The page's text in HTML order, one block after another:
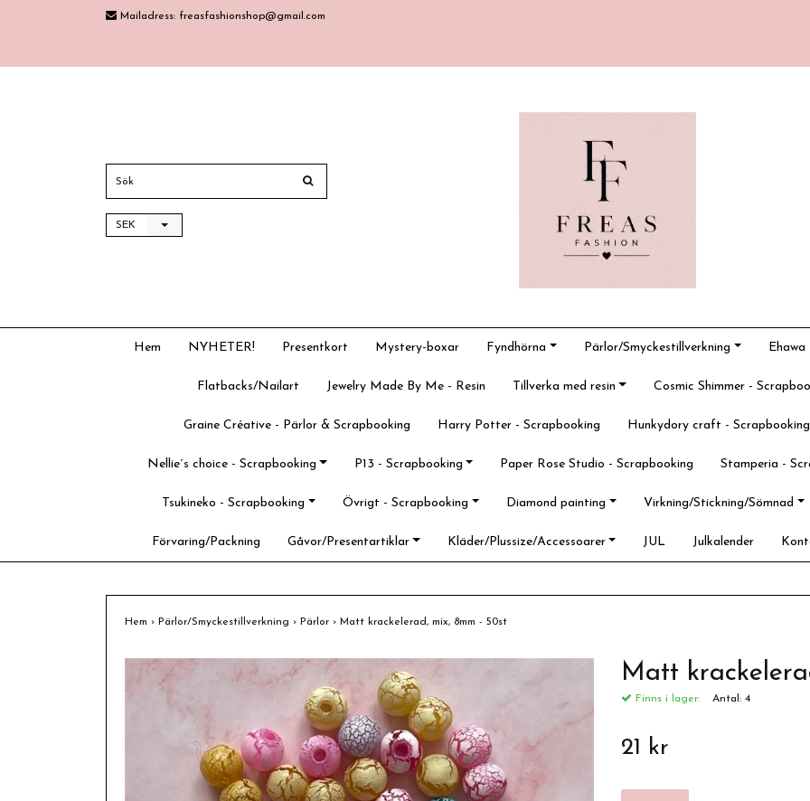
Mailadress: freasfashionshop@gmail.com
SEK
Hem NYHETER! Presentkort Mystery-boxar Fyndhörna Pärlor/Smyckestillverkning Ehawa
Flatbacks/Nailart Jewelry Made By Me - Resin Tillverka med resin Cosmic Shimmer -
Graine Créative - Pärlor & Scrapbooking Harry Potter - Scrapbooking Hunkydory craft - Scrapbooking
Nellie´s choice - Scrapbooking P13 - Scrapbooking Paper Rose Studio - Scrapbooking Stamperia -
Tsukineko - Scrapbooking Övrigt - Scrapbooking Diamond painting Virkning/Stickning/Sömnad
Förvaring/Packning Gåvor/Presentartiklar Kläder/Plussize/Accessoarer JUL Julkalender
Hem › Pärlor/Smyckestillverkning › Pärlor › Matt krackelerad, mix, 8mm - 50st
Matt
Finns i lager: Antal: 4
21 kr